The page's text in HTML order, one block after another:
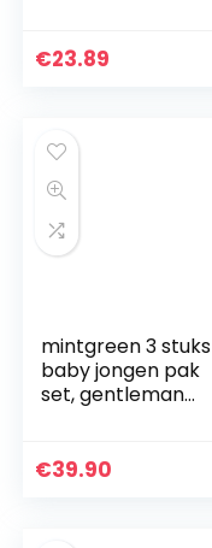
colbert pak
€23.89
mintgreen 3 stuks
baby jongen pak
set, gentleman
strik en bretels, 3-
€39.90